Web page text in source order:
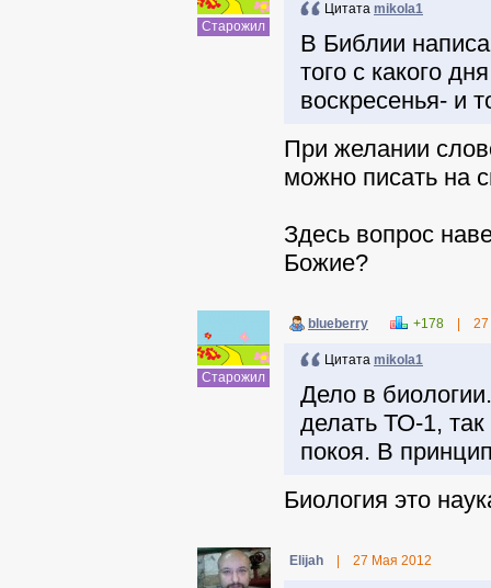
Старожил
Цитата mikola1
В Библии
того с какого
воскресенья- и
При желании
можно писать на
Здесь вопрос
Божие?
Старожил
blueberry +178
Цитата mikola1
Дело в
делать ТО-1,
покоя. В
Биология это
Elijah 27 Мая 2012